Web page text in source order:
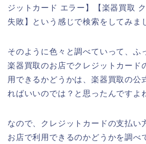
ジットカード エラー】【楽器買取
失敗】という感じで検索をしてみま
そのように色々と調べていって、ふ
楽器買取のお店でクレジットカード
用できるかどうかは、楽器買取の公
ればいいのでは？と思ったんですよ
なので、クレジットカードの支払い
お店で利用できるのかどうかを調べ